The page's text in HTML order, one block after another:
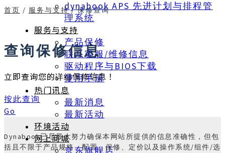
dynabook APS 先进计划与排程管
理系统
服务与支持
产品保修
联系客服/维修信息
驱动程序与BIOS下载
使用手册
热门讯息
最新消息
最新活动
环境活动
网上商城
京东旗舰店
首页 / 服务与支持/保修查询
查询保修信息
立即查询您的详细保修信息！
按此查询
Go
Dynabook已尽最大努力确保本网站所提供的信息准确性，但包
括且不限于产品规格、配置、保修、定价以及操作系统/组件/选